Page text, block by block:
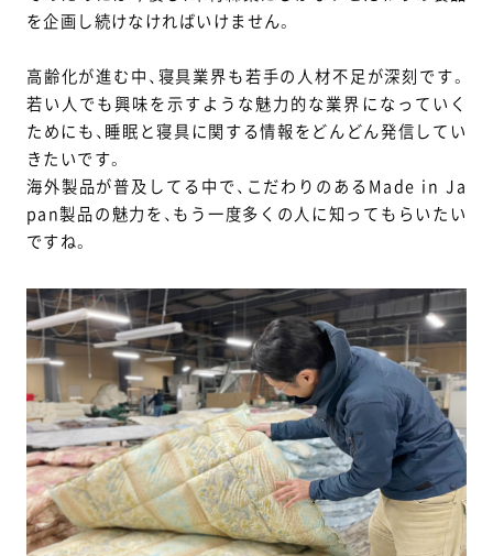
を企画し続けなければいけません。
高齢化が進む中、寝具業界も若手の人材不足が深刻です。
若い人でも興味を示すような魅力的な業界になっていく
ためにも、睡眠と寝具に関する情報をどんどん発信してい
きたいです。
海外製品が普及してる中で、こだわりのあるMade in Ja
pan製品の魅力を、もう一度多くの人に知ってもらいたい
ですね。